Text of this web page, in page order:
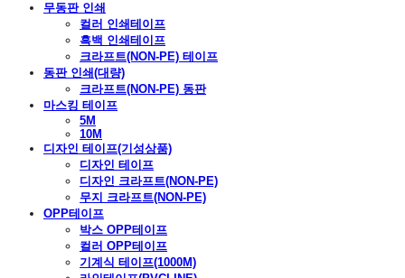
무동판 인쇄
컬러 인쇄테이프
흑백 인쇄테이프
크라프트(NON-PE) 테이프
동판 인쇄(대량)
크라프트(NON-PE) 동판
마스킹 테이프
5M
10M
디자인 테이프(기성상품)
디자인 테이프
디자인 크라프트(NON-PE)
무지 크라프트(NON-PE)
OPP테이프
박스 OPP테이프
컬러 OPP테이프
기계식 테이프(1000M)